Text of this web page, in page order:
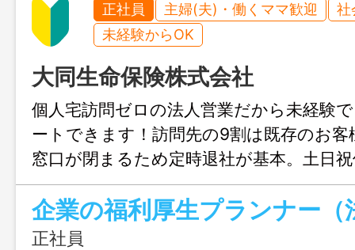
正社員 主婦(夫)・働くママ歓迎
社
未経験からOK
大同生命保険株式会社
個人宅訪問ゼロの法人営業だから未経験
ートできます！訪問先の9割は既存のお客
窓口が閉まるため定時退社が基本。土日
なしだから、子育て世代が働きやすい環
す◎
企業の福利厚生プランナー（
正社員